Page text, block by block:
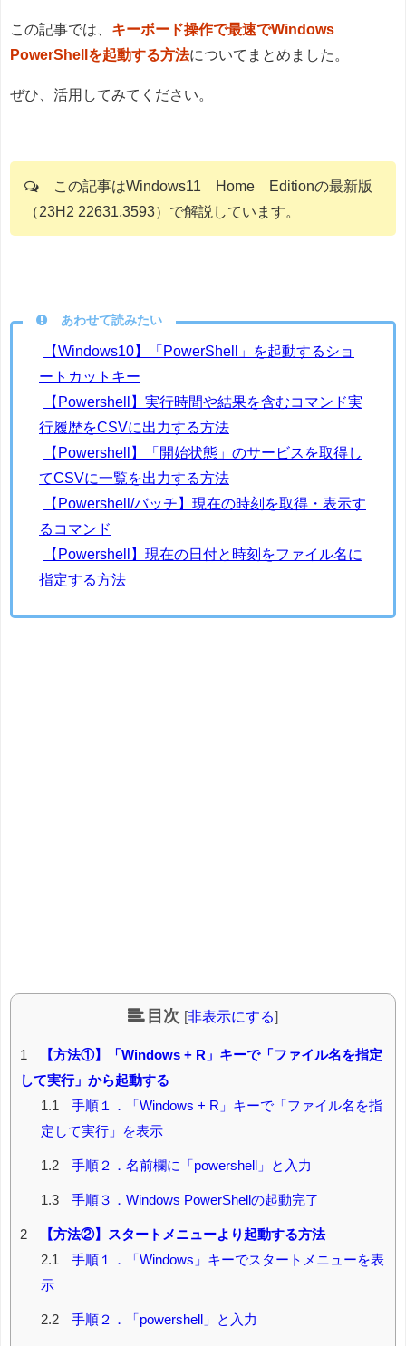
この記事では、 キーボード操作で最速でWindows
PowerShellを起動する方法についてまとめました。
ぜひ、活用してみてください。
この記事はWindows11 Home Editionの最新版
（23H2 22631.3593）で解説しています。
あわせて読みたい
【Windows10】「PowerShell」を起動するショ
ートカットキー
【Powershell】実行時間や結果を含むコマンド実
行履歴をCSVに出力する方法
【Powershell】「開始状態」のサービスを取得し
てCSVに一覧を出力する方法
【Powershell/バッチ】現在の時刻を取得・表示す
るコマンド
【Powershell】現在の日付と時刻をファイル名に
指定する方法
目次 [非表示にする]
1
【方法①】「Windows + R」キーで「ファイル名を指定
して実行」から起動する
1.1
手順１．「Windows + R」キーで「ファイル名を指
定して実行」を表示
1.2 手順２．名前欄に「powershell」と入力
1.3 手順３．Windows PowerShellの起動完了
2
【方法②】スタートメニューより起動する方法
2.1
手順１．「Windows」キーでスタートメニューを表
示
2.2 手順２．「powershell」と入力